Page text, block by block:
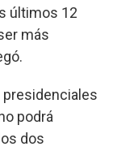
últimos 12
más
podrá
dos